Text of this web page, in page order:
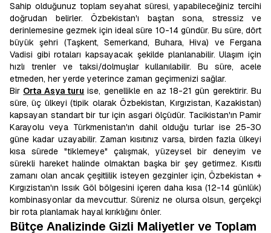
Sahip olduğunuz toplam seyahat süresi, yapabileceğiniz tercihi
doğrudan belirler. Özbekistan'ı baştan sona, stressiz ve
derinlemesine gezmek için ideal süre 10-14 gündür. Bu süre, dört
büyük şehri (Taşkent, Semerkand, Buhara, Hiva) ve Fergana
Vadisi gibi rotaları kapsayacak şekilde planlanabilir. Ulaşım için
hızlı trenler ve taksi/dolmuşlar kullanılabilir. Bu süre, acele
etmeden, her yerde yeterince zaman geçirmenizi sağlar.
Bir Orta Asya turu ise, genellikle en az 18-21 gün gerektirir. Bu
süre, üç ülkeyi (tipik olarak Özbekistan, Kırgızistan, Kazakistan)
kapsayan standart bir tur için asgari ölçüdür. Tacikistan'ın Pamir
Karayolu veya Türkmenistan'ın dahil olduğu turlar ise 25-30
güne kadar uzayabilir. Zaman kısıtınız varsa, birden fazla ülkeyi
kısa sürede "tiklemeye" çalışmak, yüzeysel bir deneyim ve
sürekli hareket halinde olmaktan başka bir şey getirmez. Kısıtlı
zamanı olan ancak çeşitlilik isteyen gezginler için, Özbekistan +
Kırgızistan'ın Issık Göl bölgesini içeren daha kısa (12-14 günlük)
kombinasyonlar da mevcuttur. Süreniz ne olursa olsun, gerçekçi
bir rota planlamak hayal kırıklığını önler.
Bütçe Analizinde Gizli Maliyetler ve Toplam